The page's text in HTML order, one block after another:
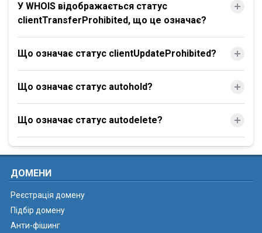
У WHOIS відображається статус
clientTransferProhibited, що це означає?
Що означає статус clientUpdateProhibited?
Що означає статус autohold?
Що означає статус autodelete?
ДОМЕНИ
Реєстрація домену
Підбір домену
Анти-фішинг